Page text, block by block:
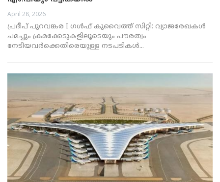
April 28, 2026
പ്രദീപ് പുറവങ്കര I ഗൾഫ് കുവൈത്ത് സിറ്റി: വ്യാജരേഖകൾ
ചമച്ചും ക്രമക്കേടുകളിലൂടെയും പൗരത്വം
നേടിയവർക്കെതിരെയുള്ള നടപടികൾ...